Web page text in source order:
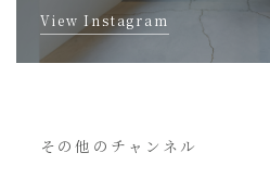
View Instagram
その他のチャンネル